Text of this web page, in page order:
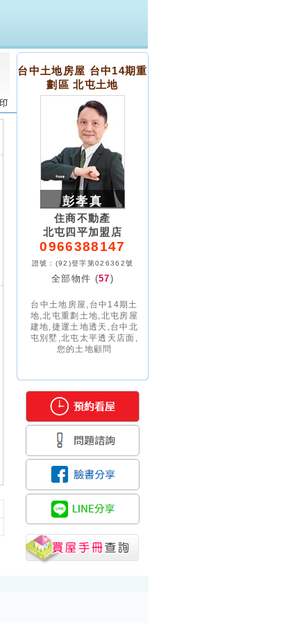
台中土地房屋 台中14期重
劃區 北屯土地
彭孝真
住商不動產
北屯四平加盟店
0966388147
證號：(92)登字第026362號
全部物件 (57)
台中土地房屋,台中14期土
地,北屯重劃土地,北屯房屋
建地,捷運土地透天,台中北
屯別墅,北屯太平透天店面,
您的土地顧問